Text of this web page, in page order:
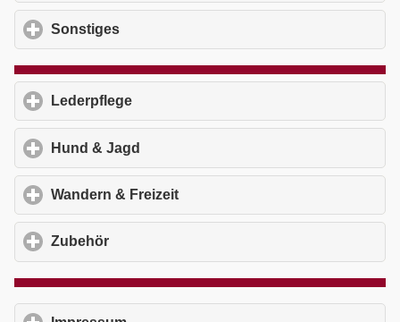
Sonstiges
Lederpflege
Hund & Jagd
Wandern & Freizeit
Zubehör